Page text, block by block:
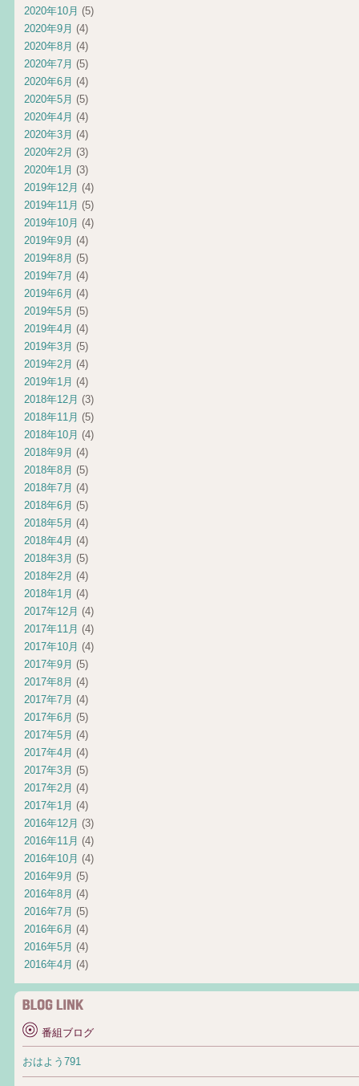
2020年10月 (5)
2020年9月 (4)
2020年8月 (4)
2020年7月 (5)
2020年6月 (4)
2020年5月 (5)
2020年4月 (4)
2020年3月 (4)
2020年2月 (3)
2020年1月 (3)
2019年12月 (4)
2019年11月 (5)
2019年10月 (4)
2019年9月 (4)
2019年8月 (5)
2019年7月 (4)
2019年6月 (4)
2019年5月 (5)
2019年4月 (4)
2019年3月 (5)
2019年2月 (4)
2019年1月 (4)
2018年12月 (3)
2018年11月 (5)
2018年10月 (4)
2018年9月 (4)
2018年8月 (5)
2018年7月 (4)
2018年6月 (5)
2018年5月 (4)
2018年4月 (4)
2018年3月 (5)
2018年2月 (4)
2018年1月 (4)
2017年12月 (4)
2017年11月 (4)
2017年10月 (4)
2017年9月 (5)
2017年8月 (4)
2017年7月 (4)
2017年6月 (5)
2017年5月 (4)
2017年4月 (4)
2017年3月 (5)
2017年2月 (4)
2017年1月 (4)
2016年12月 (3)
2016年11月 (4)
2016年10月 (4)
2016年9月 (5)
2016年8月 (4)
2016年7月 (5)
2016年6月 (4)
2016年5月 (4)
2016年4月 (4)
番組ブログ
おはよう791